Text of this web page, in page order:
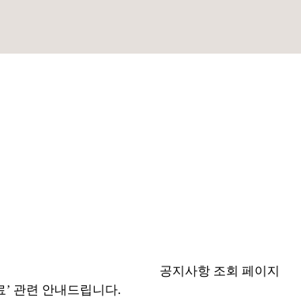
공지사항 조회 페이지
’ 관련 안내드립니다.